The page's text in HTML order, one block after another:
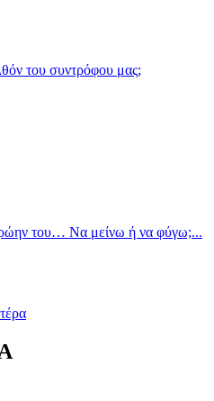
του συντρόφου μας;
του… Να μείνω ή να φύγω;...